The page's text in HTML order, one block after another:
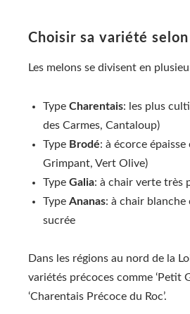
Choisir sa variété
Les melons se divisent en
Type Charentais: les plus
des Carmes, Cantaloup)
Type Brodé: à écorce
Grimpant, Vert Olive)
Type Galia: à chair verte très
Type Ananas: à chair blanche
sucrée
Dans les régions au nord de la
variétés précoces comme ‘Petit
‘Charentais Précoce du Roc’.